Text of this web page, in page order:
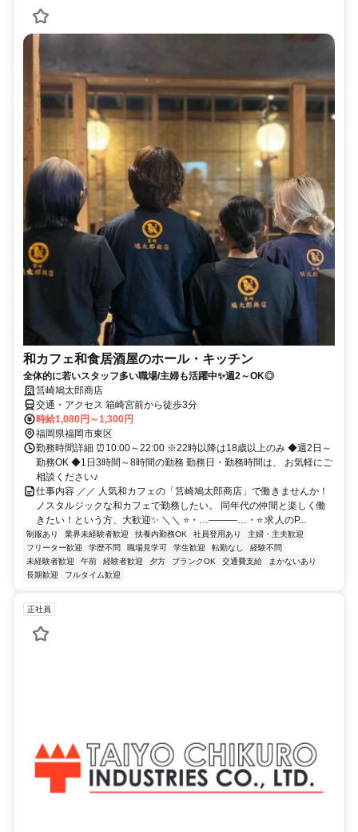
和カフェ和食居酒屋のホール・キッチン
全体的に若いスタッフ多い職場/主婦も活躍中✨週2～OK◎
筥崎鳩太郎商店
交通・アクセス 箱崎宮前から徒歩3分
時給1,080円～1,300円
福岡県福岡市東区
勤務時間詳細 ⏰10:00～22:00 ※22時以降は18歳以上のみ ◆週2日～
勤務OK ◆1日3時間～8時間の勤務 勤務日・勤務時間は、 お気軽にご
相談ください♪
仕事内容 ／／ 人気和カフェの「筥崎鳩太郎商店」で働きませんか！
ノスタルジックな和カフェで勤務したい。 同年代の仲間と楽しく働
きたい！という方、大歓迎✨ ＼＼ ⭐・…―――…・⭐ 求人のP...
制服あり 業界未経験者歓迎 扶養内勤務OK 社員登用あり
主婦・主夫歓迎
フリーター歓迎
学歴不問 職場見学可 学生歓迎 転勤なし
経験不問
未経験者歓迎
午前 経験者歓迎 夕方 ブランクOK 交通費支給
まかないあり
長期歓迎
フルタイム歓迎
正社員